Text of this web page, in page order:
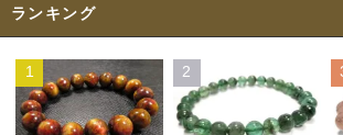
ランキング
1 2